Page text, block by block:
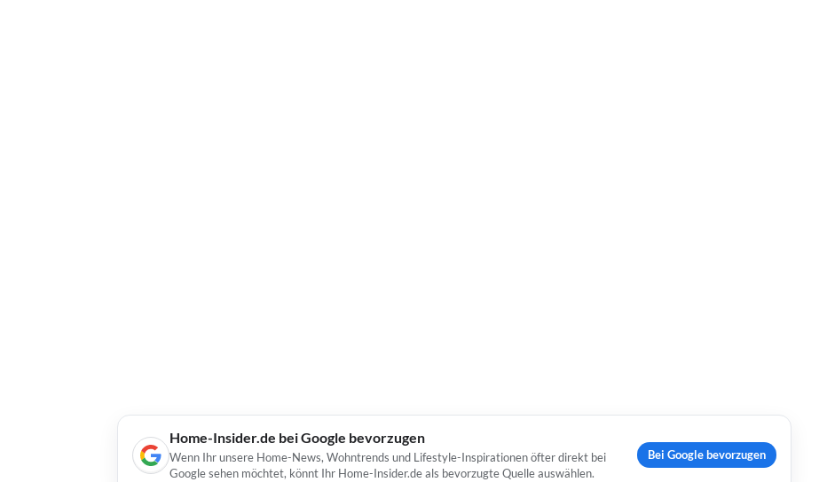
Home-Insider.de bei Google bevorzugen
Wenn Ihr unsere Home-News, Wohntrends und Lifestyle-Inspirationen öfter direkt bei
Google sehen möchtet, könnt Ihr Home-Insider.de als bevorzugte Quelle auswählen.
Bei Google bevorzugen